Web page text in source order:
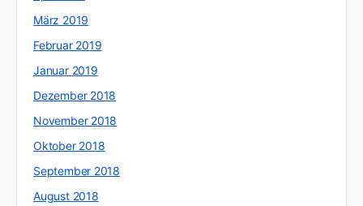
März 2019
Februar 2019
Januar 2019
Dezember 2018
November 2018
Oktober 2018
September 2018
August 2018